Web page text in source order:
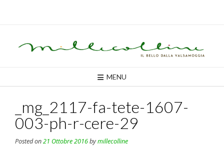
MENU
_mg_2117-fa-tete-1607-
003-ph-r-cere-29
Posted on21 Ottobre 2016bymillecolline